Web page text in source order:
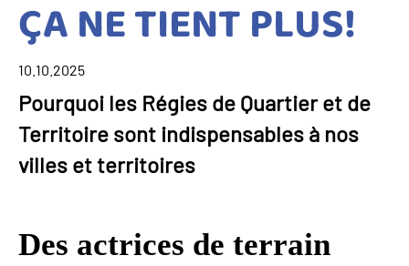
ÇA NE TIENT PLUS!
10.10.2025
Pourquoi les Régies de Quartier et de
Territoire sont indispensables à nos
villes et territoires
Des actrices de terrain